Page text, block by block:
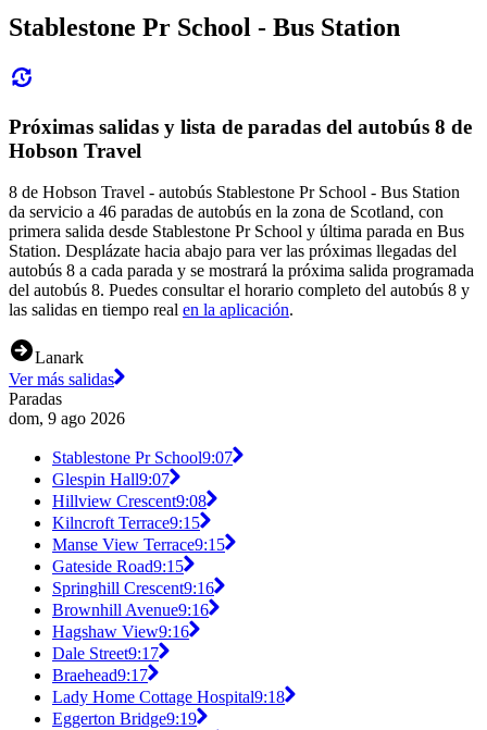
Stablestone Pr School - Bus Station
Próximas salidas y lista de paradas del autobús 8 de
Hobson Travel
8 de Hobson Travel - autobús Stablestone Pr School - Bus Station
da servicio a 46 paradas de autobús en la zona de Scotland, con
primera salida desde Stablestone Pr School y última parada en Bus
Station. Desplázate hacia abajo para ver las próximas llegadas del
autobús 8 a cada parada y se mostrará la próxima salida programada
del autobús 8. Puedes consultar el horario completo del autobús 8 y
las salidas en tiempo real en la aplicación.
Lanark
Ver más salidas
Paradas
dom, 9 ago 2026
Stablestone Pr School9:07
Glespin Hall9:07
Hillview Crescent9:08
Kilncroft Terrace9:15
Manse View Terrace9:15
Gateside Road9:15
Springhill Crescent9:16
Brownhill Avenue9:16
Hagshaw View9:16
Dale Street9:17
Braehead9:17
Lady Home Cottage Hospital9:18
Eggerton Bridge9:19